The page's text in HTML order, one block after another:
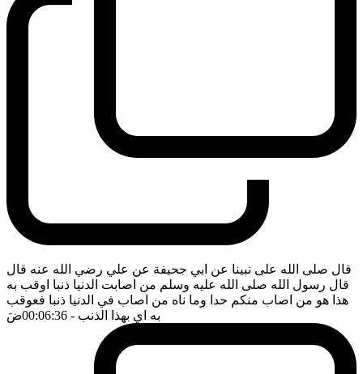
قال صلى الله على نبينا عن ابي جحيفة عن علي رضي الله عنه قال
قال رسول الله صلى الله عليه وسلم من اصابت الدنيا ذنبا اوقب به
هذا هو من اصاب منكم حدا وما ناه من اصاب في الدنيا ذنبا فعوقب
به اي بهذا الذنب - 00:06:36 ضَ